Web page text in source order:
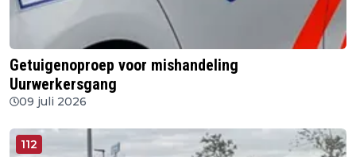
Getuigenoproep voor mishandeling
Uurwerkersgang
09 juli 2026
112